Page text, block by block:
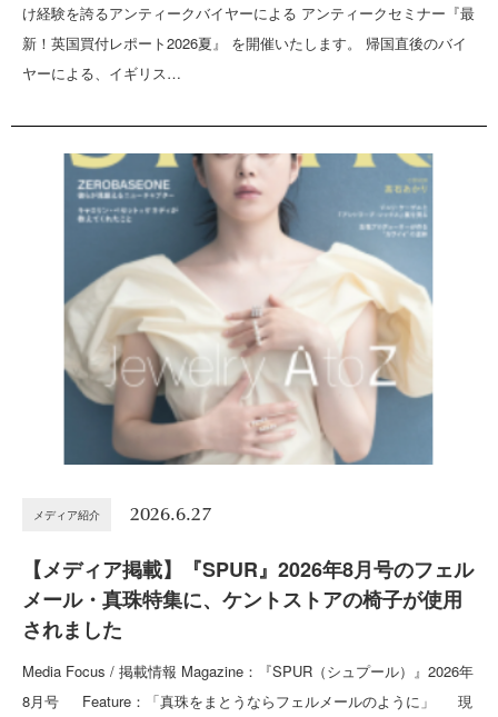
け経験を誇るアンティークバイヤーによる アンティークセミナー『最
新！英国買付レポート2026夏』 を開催いたします。 帰国直後のバイ
ヤーによる、イギリス…
メディア紹介 2026.6.27
【メディア掲載】『SPUR』2026年8月号のフェル
メール・真珠特集に、ケントストアの椅子が使用
されました
Media Focus / 掲載情報 Magazine：『SPUR（シュプール）』2026年
8月号 Feature：「真珠をまとうならフェルメールのように」 現